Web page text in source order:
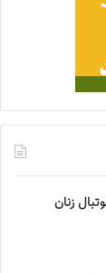
زنان